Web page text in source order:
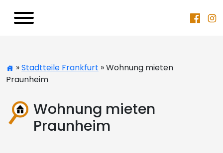
»Stadtteile Frankfurt » Wohnung mieten
Praunheim
Wohnung mieten
Praunheim